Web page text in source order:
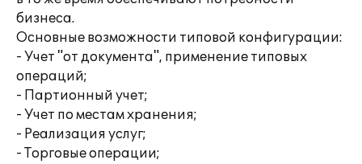
бизнеса.
Основные возможности типовой конфигурации:
- Учет "от документа", применение типовых
операций;
- Партионный учет;
- Учет по местам хранения;
- Реализация услуг;
- Торговые операции;